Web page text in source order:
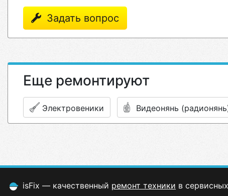
Задать вопрос
Еще ремонтируют
Электровеники Видеонянь
isFix — качественный ремонт техники в